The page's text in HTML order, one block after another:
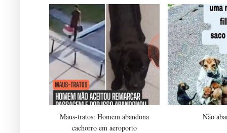
Maus-tratos: Homem abandona
cachorro em aeroporto
Não